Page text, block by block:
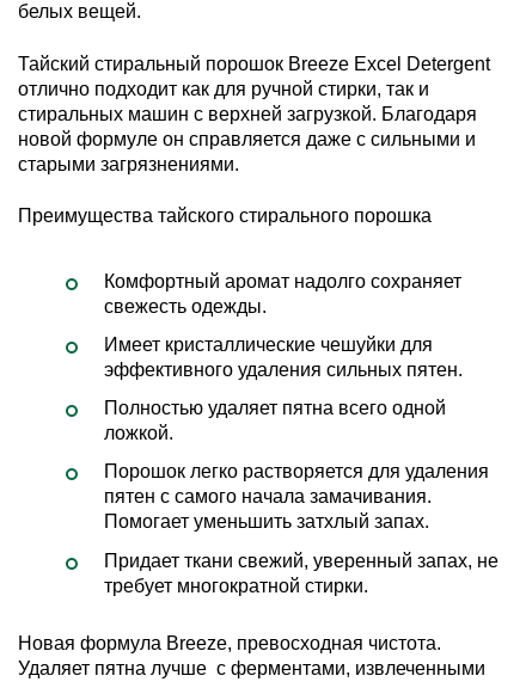
белых вещей.
Тайский стиральный порошок Breeze Excel Detergent
отлично подходит как для ручной стирки, так и
стиральных машин с верхней загрузкой. Благодаря
новой формуле он справляется даже с сильными и
старыми загрязнениями.
Преимущества тайского стирального порошка
Комфортный аромат надолго сохраняет
свежесть одежды.
Имеет кристаллические чешуйки для
эффективного удаления сильных пятен.
Полностью удаляет пятна всего одной
ложкой.
Порошок легко растворяется для удаления
пятен с самого начала замачивания.
Помогает уменьшить затхлый запах.
Придает ткани свежий, уверенный запах, не
требует многократной стирки.
Новая формула Breeze, превосходная чистота.
Удаляет пятна лучше с ферментами, извлеченными